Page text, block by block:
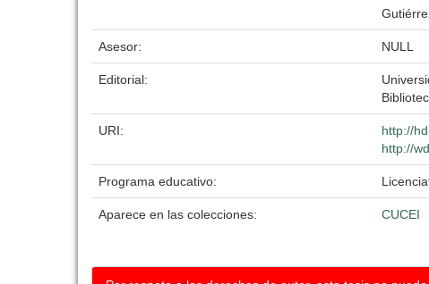
Asesor: NULL
Editorial:
URI:
http://
http://
Programa educativo:
Aparece en las colecciones: CUCEI